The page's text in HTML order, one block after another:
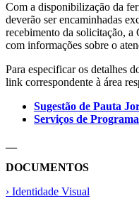
Com a disponibilização da
deverão ser encaminhadas
recebimento da solicitação, a
com informações sobre o
Para especificar os detalhes
link correspondente à área
Sugestão de Pauta
Serviços de
DOCUMENTOS
› Identidade Visual